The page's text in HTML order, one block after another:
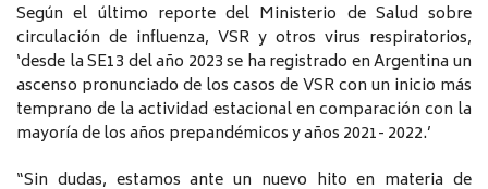
Según el último reporte del Ministerio de Salud sobre
circulación de influenza, VSR y otros virus respiratorios,
‘desde la SE13 del año 2023 se ha registrado en Argentina un
ascenso pronunciado de los casos de VSR con un inicio más
temprano de la actividad estacional en comparación con la
mayoría de los años prepandémicos y años 2021- 2022.’
“Sin dudas, estamos ante un nuevo hito en materia de